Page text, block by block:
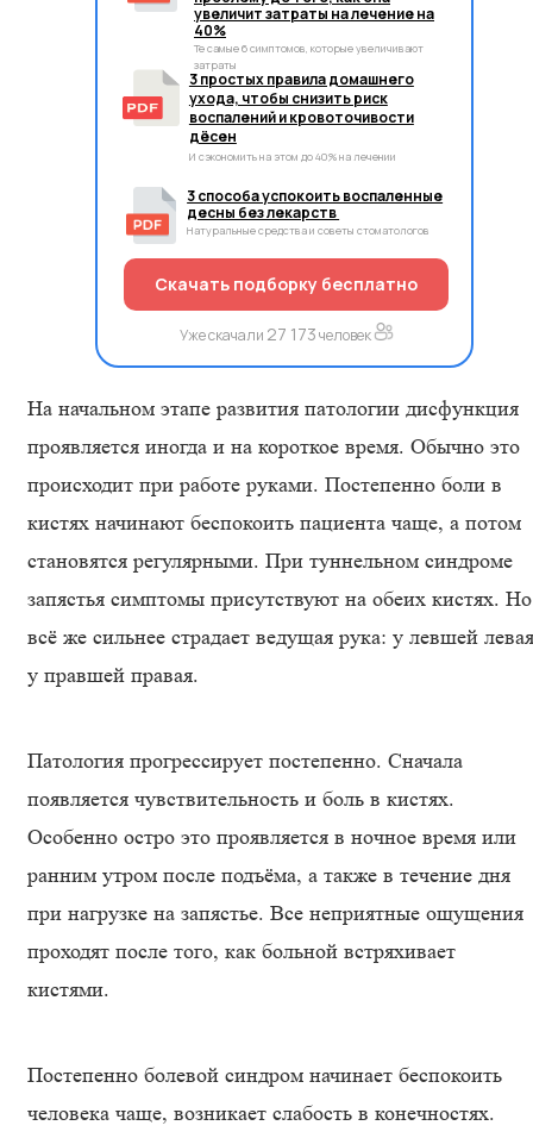
увеличит затраты на лечение на
40%
Те самые 6 симптомов, которые увеличивают
затраты
3 простых правила домашнего
ухода, чтобы снизить риск
воспалений и кровоточивости
дёсен
И сэкономить на этом до 40% на лечении
3 способа успокоить воспаленные
десны без лекарств
Натуральные средства и советы стоматологов
Скачать подборку бесплатно
Уже скачали 27 173человек
На начальном этапе развития патологии дисфункция
проявляется иногда и на короткое время. Обычно это
происходит при работе руками. Постепенно боли в
кистях начинают беспокоить пациента чаще, а потом
становятся регулярными. При туннельном синдроме
запястья симптомы присутствуют на обеих кистях. Но
всё же сильнее страдает ведущая рука: у левшей
у правшей правая.
Патология прогрессирует постепенно. Сначала
появляется чувствительность и боль в кистях.
Особенно остро это проявляется в ночное время или
ранним утром после подъёма, а также в течение дня
при нагрузке на запястье. Все неприятные ощущения
проходят после того, как больной встряхивает
кистями.
Постепенно болевой синдром начинает беспокоить
человека чаще, возникает слабость в конечностях.